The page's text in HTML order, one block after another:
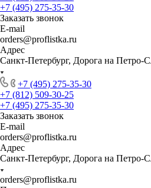
+7 (495) 275-35-30
Заказать звонок
E-mail
orders@proflistka.ru
Адрес
Санкт-Петербург, Дорога на Петро-
+7 (495) 275-35-30
+7 (812) 509-30-25
+7 (495) 275-35-30
Заказать звонок
E-mail
orders@proflistka.ru
Адрес
Санкт-Петербург, Дорога на Петро-
orders@proflistka.ru